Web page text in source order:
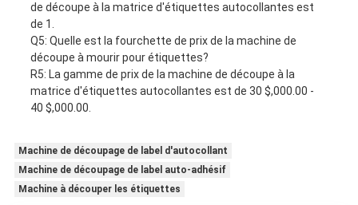
de découpe à la matrice d'étiquettes autocollantes est
de 1.
Q5: Quelle est la fourchette de prix de la machine de
découpe à mourir pour étiquettes?
R5: La gamme de prix de la machine de découpe à la
matrice d'étiquettes autocollantes est de 30 $,000.00 -
40 $,000.00.
Machine de découpage de label d'autocollant
Machine de découpage de label auto-adhésif
Machine à découper les étiquettes